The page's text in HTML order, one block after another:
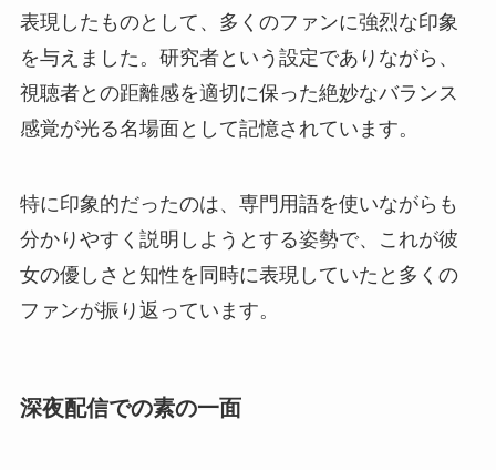
表現したものとして、多くのファンに強烈な印象
を与えました。研究者という設定でありながら、
視聴者との距離感を適切に保った絶妙なバランス
感覚が光る名場面として記憶されています。
特に印象的だったのは、専門用語を使いながらも
分かりやすく説明しようとする姿勢で、これが彼
女の優しさと知性を同時に表現していたと多くの
ファンが振り返っています。
深夜配信での素の一面